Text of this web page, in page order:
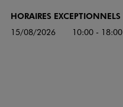
HORAIRES EXCEPTIONNELS
15/08/2026 10:00 - 18:00